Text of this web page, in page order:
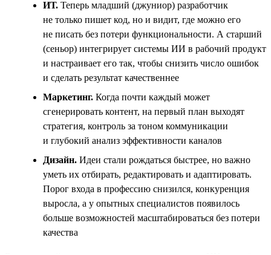
ИТ. Теперь младший (джуниор) разработчик
не только пишет код, но и видит, где можно его
не писать без потери функциональности. А старший
(сеньор) интегрирует системы ИИ в рабочий продукт
и настраивает его так, чтобы снизить число ошибок
и сделать результат качественнее
Маркетинг. Когда почти каждый может
сгенерировать контент, на первый план выходят
стратегия, контроль за тоном коммуникации
и глубокий анализ эффективности каналов
Дизайн. Идеи стали рождаться быстрее, но важно
уметь их отбирать, редактировать и адаптировать.
Порог входа в профессию снизился, конкуренция
выросла, а у опытных специалистов появилось
больше возможностей масштабироваться без потери
качества